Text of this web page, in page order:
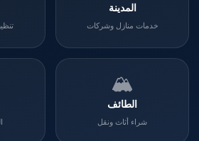
المدينة
خدمات منازل وشركات
🏔️
الطائف
شراء أثاث ونقل